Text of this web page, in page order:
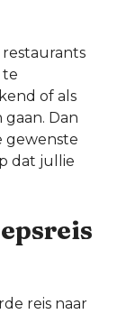
restaurants
te
of als
Dan
gewenste
dat jullie
reis naar